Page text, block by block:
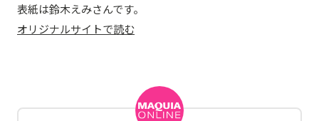
表紙は鈴木えみさんです。
オリジナルサイトで読む